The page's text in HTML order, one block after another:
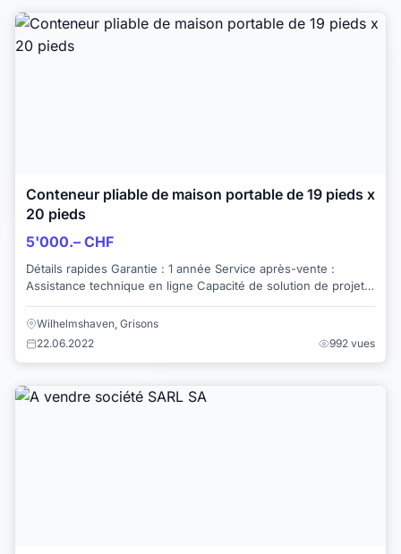
Conteneur pliable de maison portable de 19 pieds x
20 pieds
5'000.– CHF
Détails rapides Garantie : 1 année Service après-vente :
Assistance technique en ligne Capacité de solution de projet :
Autres Candidature : M...
Wilhelmshaven, Grisons
22.06.2022
992 vues